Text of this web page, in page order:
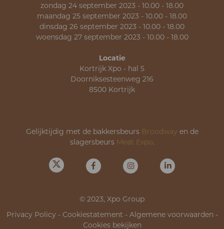
zondag 24 september 2023 - 10.00 - 18.00
maandag 25 september 2023 - 10.00 - 18.00
dinsdag 26 september 2023 - 10.00 - 18.00
woensdag 27 september 2023 - 10.00 - 18.00
Locatie
Kortrijk Xpo - hal 5
Doorniksesteenweg 216
8500 Kortrijk
Gelijktijdig met de bakkersbeurs Broodway en de
slagersbeurs Meat Expo.
© 2023, Xpo Group
Privacy Policy- Cookiestatement - Algemene voorwaarden -
Cookies bekijken